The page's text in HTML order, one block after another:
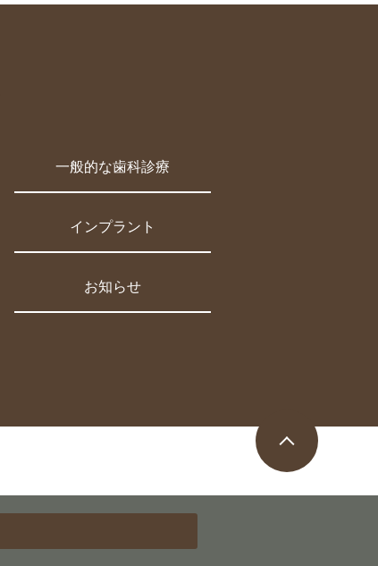
一般的な歯科診療
インプラント
お知らせ